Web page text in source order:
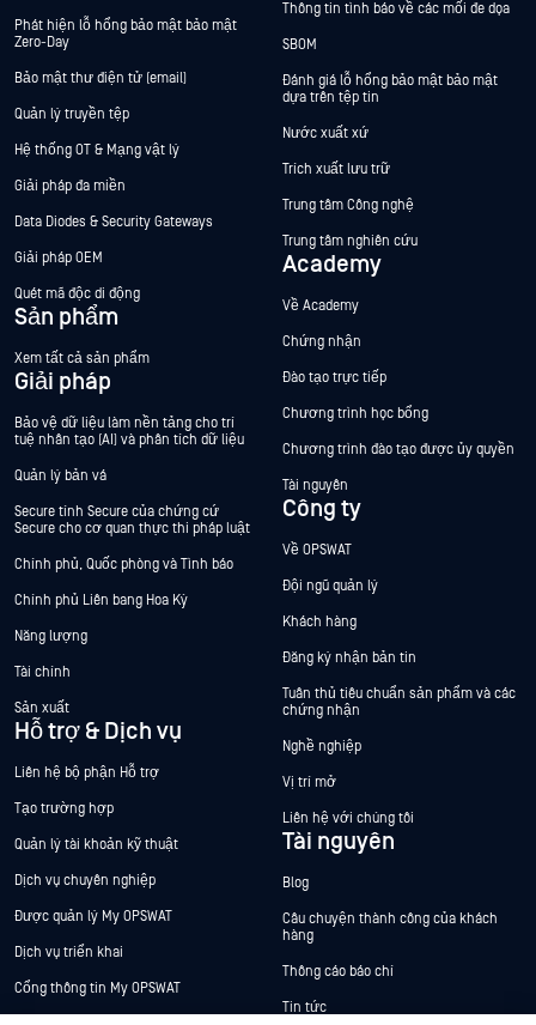
Phát hiện lỗ hổng bảo mật bảo mật
Zero-Day
Bảo mật thư điện tử (email)
Quản lý truyền tệp
Hệ thống OT & Mạng vật lý
Giải pháp đa miền
Data Diodes & Security Gateways
Giải pháp OEM
Quét mã độc di động
Sản phẩm
Xem tất cả sản phẩm
Giải pháp
Bảo vệ dữ liệu làm nền tảng cho trí
tuệ nhân tạo (AI) và phân tích dữ liệu
Quản lý bản vá
Secure tính Secure của chứng cứ
Secure cho cơ quan thực thi pháp luật
Chính phủ, Quốc phòng và Tình báo
Chính phủ Liên bang Hoa Kỳ
Năng lượng
Tài chính
Sản xuất
Hỗ trợ & Dịch vụ
Liên hệ bộ phận Hỗ trợ
Tạo trường hợp
Quản lý tài khoản kỹ thuật
Dịch vụ chuyên nghiệp
Được quản lý My OPSWAT
Dịch vụ triển khai
Cổng thông tin My OPSWAT
Thông tin tình báo về các mối đe dọa
SBOM
Đánh giá lỗ hổng bảo mật bảo mật
dựa trên tệp tin
Nước xuất xứ
Trích xuất lưu trữ
Trung tâm Công nghệ
Trung tâm nghiên cứu
Academy
Về Academy
Chứng nhận
Đào tạo trực tiếp
Chương trình học bổng
Chương trình đào tạo được ủy quyền
Tài nguyên
Công ty
Về OPSWAT
Đội ngũ quản lý
Khách hàng
Đăng ký nhận bản tin
Tuân thủ tiêu chuẩn sản phẩm và các
chứng nhận
Nghề nghiệp
Vị trí mở
Liên hệ với chúng tôi
Tài nguyên
Blog
Câu chuyện thành công của khách
hàng
Thông cáo báo chí
Tin tức